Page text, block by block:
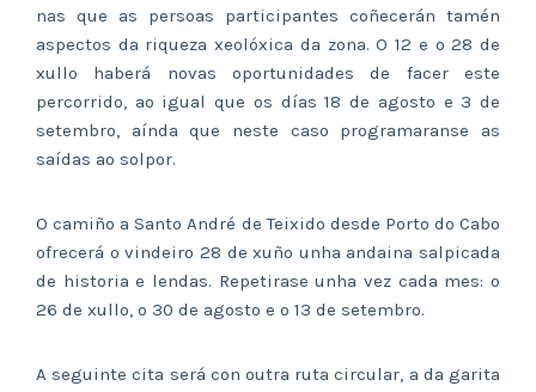
nas que as persoas participantes coñecerán tamén
aspectos da riqueza xeolóxica da zona. O 12 e o 28 de
xullo haberá novas oportunidades de facer este
percorrido, ao igual que os días 18 de agosto e 3 de
setembro, aínda que neste caso programaranse as
saídas ao solpor.
O camiño a Santo André de Teixido desde Porto do Cabo
ofrecerá o vindeiro 28 de xuño unha andaina salpicada
de historia e lendas. Repetirase unha vez cada mes: o
26 de xullo, o 30 de agosto e o 13 de setembro.
A seguinte cita será con outra ruta circular, a da garita